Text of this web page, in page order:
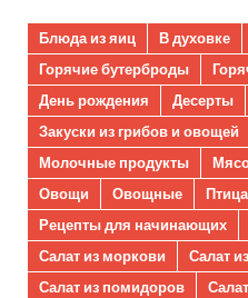
Блюда из яиц В духовке
Горячие бутерброды
День рождения
Десерты
Закуски из грибов и овощей
Молочные продукты
Овощи
Овощные
Птица
Рецепты для начинающих
Салат из моркови
Салат
Салат из помидоров